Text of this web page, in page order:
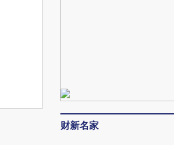
财新名家